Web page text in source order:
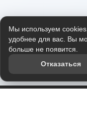
Мы используем
удобнее для вас. Вы
больше не появится.
Отказаться